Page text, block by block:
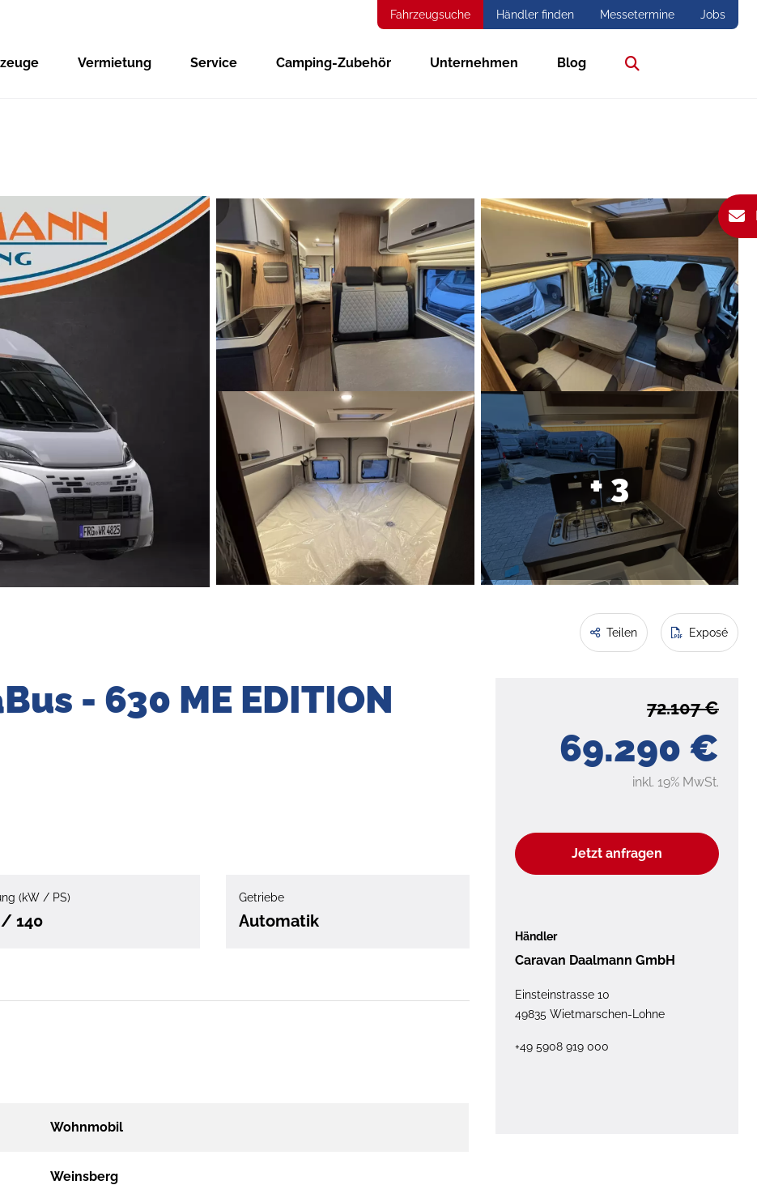
Fahrzeugsuche Händler finden Messetermine Jobs
Vermietung Service Camping-Zubehör Unternehmen Blog
+ 3
Teilen Exposé
69.290 €
72.107 €
inkl. 19% MwSt.
Jetzt anfragen
Händler
Caravan Daalmann GmbH
Einsteinstrasse 10
49835 Wietmarschen-Lohne
+49 5908 919 000
- 630 ME EDITION
(kW / PS)
140
Getriebe
Automatik
Wohnmobil
Weinsberg